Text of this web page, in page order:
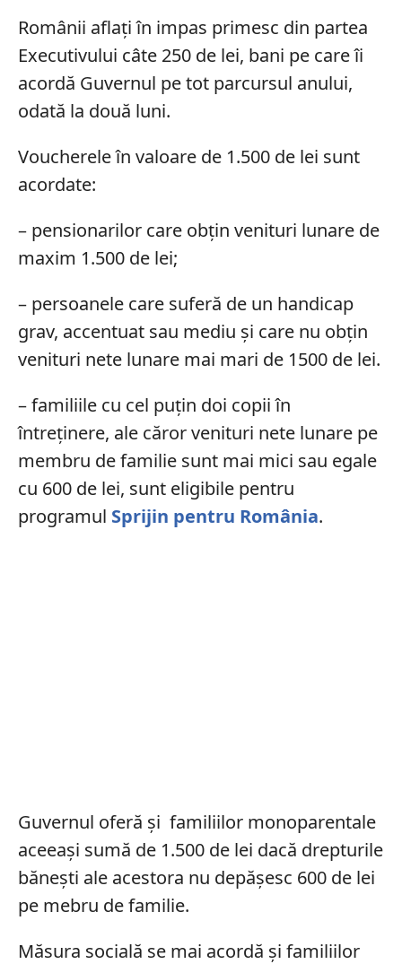
Românii aflați în impas primesc din partea
Executivului câte 250 de lei, bani pe care îi
acordă Guvernul pe tot parcursul anului,
odată la două luni.
Voucherele în valoare de 1.500 de lei sunt
acordate:
– pensionarilor care obțin venituri lunare de
maxim 1.500 de lei;
– persoanele care suferă de un handicap
grav, accentuat sau mediu și care nu obțin
venituri nete lunare mai mari de 1500 de lei.
– familiile cu cel puțin doi copii în
întreținere, ale căror venituri nete lunare pe
membru de familie sunt mai mici sau egale
cu 600 de lei, sunt eligibile pentru
programul Sprijin pentru România.
Guvernul oferă și familiilor monoparentale
aceeași sumă de 1.500 de lei dacă drepturile
bănești ale acestora nu depășesc 600 de lei
pe mebru de familie.
Măsura socială se mai acordă și familiilor